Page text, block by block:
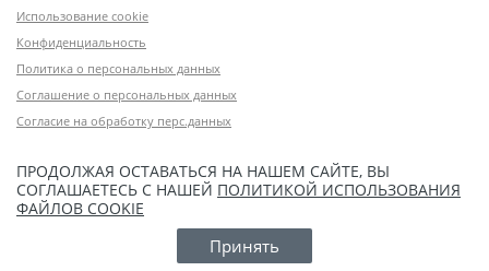
Использование cookie
Конфиденциальность
Политика о персональных данных
Соглашение о персональных данных
Согласие на обработку перс.данных
ПРОДОЛЖАЯ ОСТАВАТЬСЯ НА НАШЕМ САЙТЕ, ВЫ
СОГЛАШАЕТЕСЬ С НАШЕЙ ПОЛИТИКОЙ ИСПОЛЬЗОВАНИЯ
ФАЙЛОВ COOKIE
Принять